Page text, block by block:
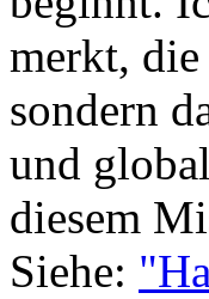
merkt,
sondern
und
diesem
Siehe: